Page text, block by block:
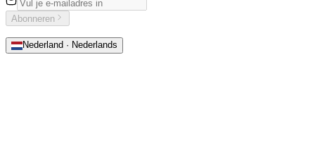
Abonneren
Nederland · Nederlands